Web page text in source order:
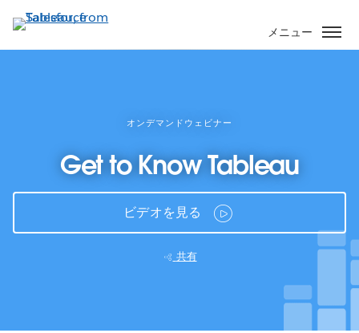
イ
ン
メニュー
オンデマンドウェビナー
Get to Know Tableau
ビデオを見る
共有